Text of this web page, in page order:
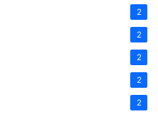
2
2
2
2
2